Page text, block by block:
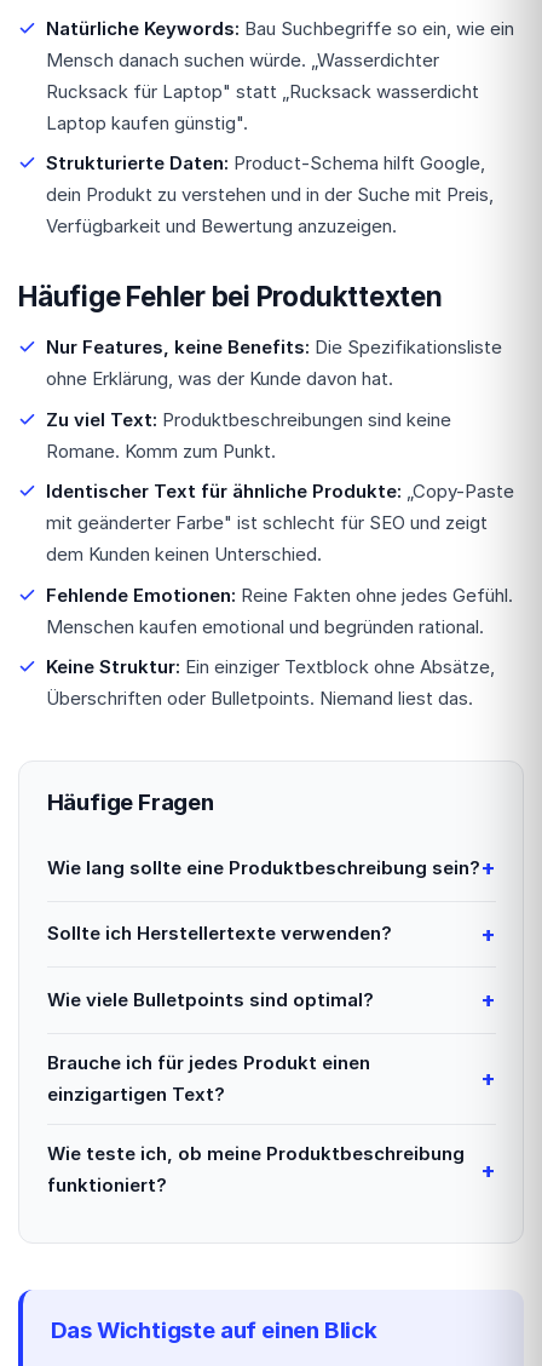
Natürliche Keywords: Bau Suchbegriffe so ein, wie ein
Mensch danach suchen würde. „Wasserdichter
Rucksack für Laptop" statt „Rucksack wasserdicht
Laptop kaufen günstig".
Strukturierte Daten: Product-Schema hilft Google,
dein Produkt zu verstehen und in der Suche mit Preis,
Verfügbarkeit und Bewertung anzuzeigen.
Häufige Fehler bei Produkttexten
Nur Features, keine Benefits: Die Spezifikationsliste
ohne Erklärung, was der Kunde davon hat.
Zu viel Text: Produktbeschreibungen sind keine
Romane. Komm zum Punkt.
Identischer Text für ähnliche Produkte: „Copy-Paste
mit geänderter Farbe" ist schlecht für SEO und zeigt
dem Kunden keinen Unterschied.
Fehlende Emotionen: Reine Fakten ohne jedes Gefühl.
Menschen kaufen emotional und begründen rational.
Keine Struktur: Ein einziger Textblock ohne Absätze,
Überschriften oder Bulletpoints. Niemand liest das.
Häufige Fragen
Wie lang sollte eine Produktbeschreibung sein?
Sollte ich Herstellertexte verwenden?
Wie viele Bulletpoints sind optimal?
Brauche ich für jedes Produkt einen
einzigartigen Text?
Wie teste ich, ob meine Produktbeschreibung
funktioniert?
Das Wichtigste auf einen Blick